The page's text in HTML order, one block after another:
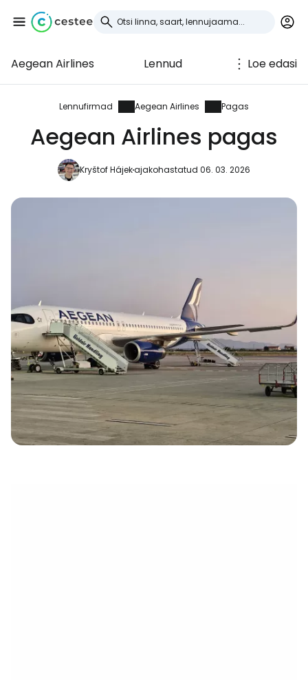
Aegean Airlines Lennud Loe edasi
Lennufirmad Aegean Airlines Pagas
Aegean Airlines pagas
Kryštof Hájekajakohastatud 06. 03. 2026
Logi sisse
Cestee'sse
... ülemaailmne reisikogukond
Jätkake e-kirjaga